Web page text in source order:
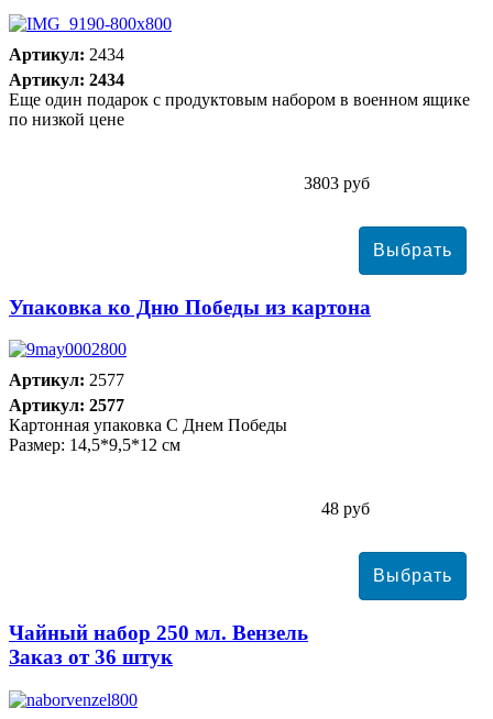
Артикул: 2434
Артикул: 2434
Еще один подарок с продуктовым набором в военном ящике
по низкой цене
3803 руб
Упаковка ко Дню Победы из картона
Артикул: 2577
Артикул: 2577
Картонная упаковка С Днем Победы
Размер: 14,5*9,5*12 см
48 руб
Чайный набор 250 мл. Вензель
Заказ от 36 штук